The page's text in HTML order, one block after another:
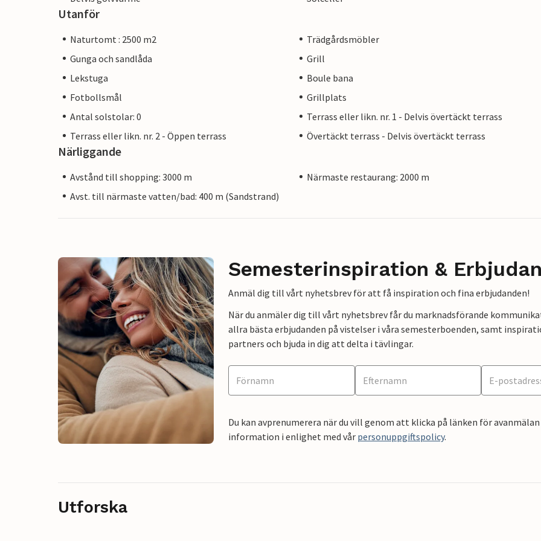
Utanför
Naturtomt : 2500 m2
Trädgårdsmöbler
Gunga och sandlåda
Grill
Lekstuga
Boule bana
Fotbollsmål
Grillplats
Antal solstolar: 0
Terrass eller likn. nr. 1 - Delvis övertäckt terrass
Terrass eller likn. nr. 2 - Öppen terrass
Övertäckt terrass - Delvis övertäckt terrass
Närliggande
Avstånd till shopping: 3000 m
Närmaste restaurang: 2000 m
Avst. till närmaste vatten/bad: 400 m (Sandstrand)
Semesterinspiration &
Anmäl dig till vårt nyhetsbrev för att få inspiration och fina erbjudanden!
När du anmäler dig till vårt nyhetsbrev får du marknadsförande
allra bästa erbjudanden på vistelser i våra semesterboenden, samt
partners och bjuda in dig att delta i tävlingar.
Du kan avprenumerera när du vill genom att klicka på länken för
information i enlighet med vår personuppgiftspolicy.
Utforska